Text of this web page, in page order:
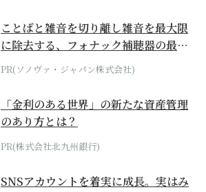
ことばと雑音を切り離し雑音を最大限
に除去する、フォナック補聴器の最上
位モデル
PR(ソノヴァ・ジャパン株式会社)
「金利のある世界」の新たな資産管理
のあり方とは？
PR(株式会社北九州銀行)
SNSアカウントを着実に成長。実はみ